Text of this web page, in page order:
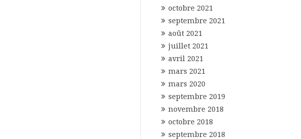
octobre 2021
septembre 2021
août 2021
juillet 2021
avril 2021
mars 2021
mars 2020
septembre 2019
novembre 2018
octobre 2018
septembre 2018